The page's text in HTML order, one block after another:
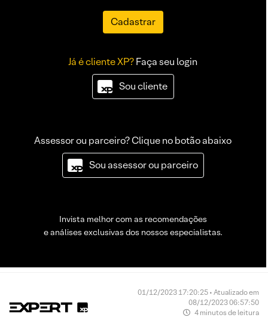
Cadastrar
Já é cliente XP?Faça seu login
Sou cliente
Assessor ou parceiro? Clique no botão abaixo
Sou assessor ou parceiro
Invista melhor com as recomendações
e análises exclusivas dos nossos especialistas.
01/12/2023 17:20:25 • Atualizado em
08/12/2023 06:57:50
4 minutos de leitura